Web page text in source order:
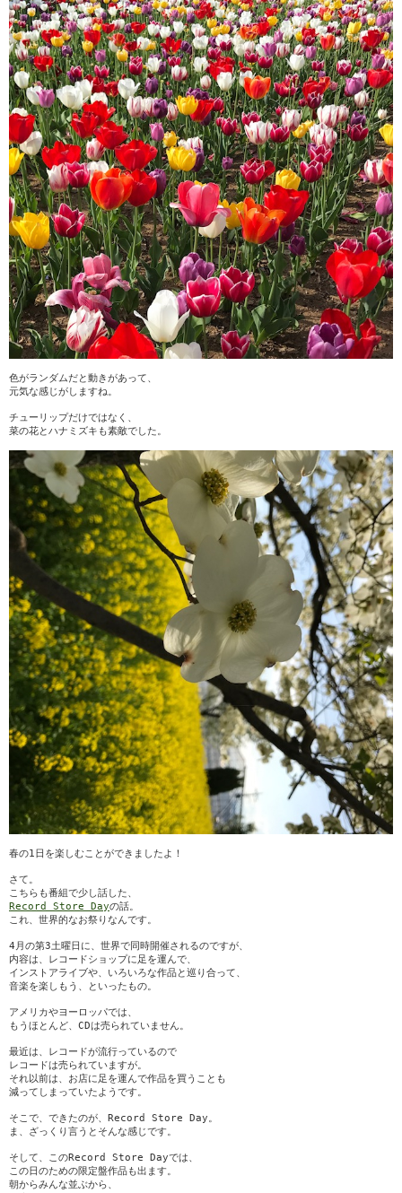
色がランダムだと動きがあって、
元気な感じがしますね。
チューリップだけではなく、
菜の花とハナミズキも素敵でした。
春の1日を楽しむことができましたよ！
さて。
こちらも番組で少し話した、
Record Store Dayの話。
これ、世界的なお祭りなんです。
4月の第3土曜日に、世界で同時開催されるのですが、
内容は、レコードショップに足を運んで、
インストアライブや、いろいろな作品と巡り合って、
音楽を楽しもう、といったもの。
アメリカやヨーロッパでは、
もうほとんど、CDは売られていません。
最近は、レコードが流行っているので
レコードは売られていますが。
それ以前は、お店に足を運んで作品を買うことも
減ってしまっていたようです。
そこで、できたのが、Record Store Day。
ま、ざっくり言うとそんな感じです。
そして、このRecord Store Dayでは、
この日のための限定盤作品も出ます。
朝からみんな並ぶから、